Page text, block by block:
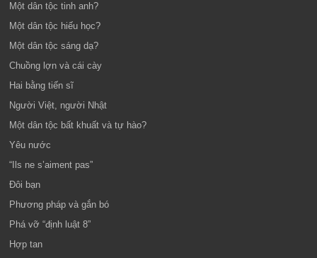
Một dân tộc tinh anh?
Một dân tộc hiếu học?
Một dân tộc sáng dạ?
Chuồng lợn và cái cày
Hai bằng tiến sĩ
Người Việt, người Nhật
Một dân tộc bất khuất và tự hào?
Yêu nước
“Ils ne s’aiment pas”
Đôi bạn
Phương pháp và gắn bó
Phá vỡ “định luật 8”
Hợp tan